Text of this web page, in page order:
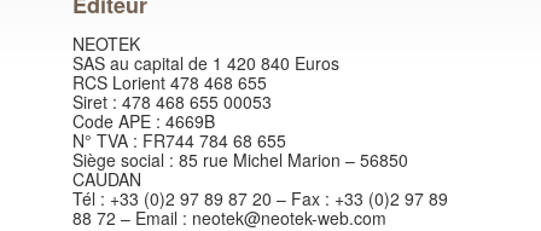
NEOTEK
SAS au capital de 1 420 840 Euros
RCS Lorient 478 468 655
Siret : 478 468 655 00053
Code APE : 4669B
N° TVA : FR744 784 68 655
Siège social : 85 rue Michel Marion – 56850
CAUDAN
Tél : +33 (0)2 97 89 87 20 – Fax : +33 (0)2 97 89
88 72 – Email : neotek@neotek-web.com